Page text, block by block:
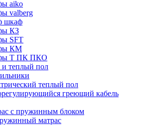
aiko
valberg
шкаф
КЗ
SFT
КМ
Т ПК ПКО
и теплый пол
теплый пол
греющий кабель
с пружинным блоком
матрас